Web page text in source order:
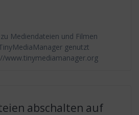
Mediendateien und Filmen
genutzt
www.tinymediamanager.org
abschalten auf